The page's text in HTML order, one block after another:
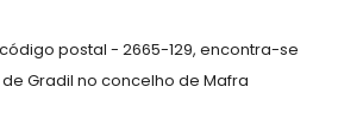
postal - 2665-129, encontra-se
Gradil no concelho de Mafra